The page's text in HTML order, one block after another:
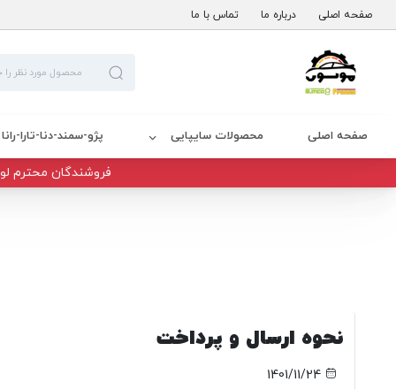
صفحه اصلی درباره ما تماس با ما
صفحه اصلی محصولات سایپایی پژو-سمند-دنا-تارا-رانا
فروشندگان محترم
نحوه ارسال و پرداخت
1401/11/24